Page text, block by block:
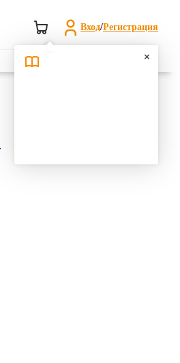
Вход/Регистрация
Поиск